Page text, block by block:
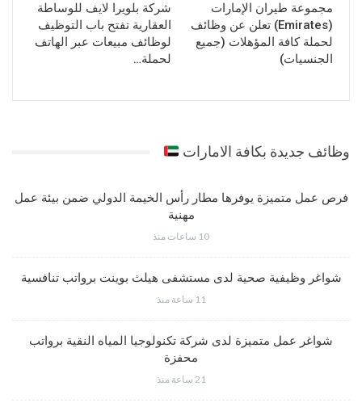
مجموعة طيران الإمارات
(Emirates) تعلن عن وظائف
لحملة كافة المؤهلات (جميع
الجنسيات)
شركة بلويرا لايف للوساطة
العقارية تفتح باب التوظيف
لوظائف مبيعات عبر الهاتف
لحملة…
وظائف جديدة بكافة الامارات
فرص عمل متميزة يوفرها مطار رأس الخيمة الدولي ضمن بيئة عمل
مهنية
10 ساعات منذ
شواغر وظيفية صحية لدى مستشفى هيلث بوينت برواتب تنافسية
11 ساعة منذ
شواغر عمل متميزة لدى شركة تكنولوجيا المياه النقية برواتب
محفزة
21 ساعة منذ